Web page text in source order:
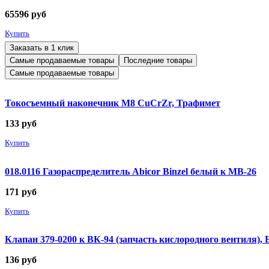
65596 руб
Купить
Заказать в 1 клик
Самые продаваемые товары
Последние товары
Самые продаваемые товары
Токосъемный наконечник М8 CuCrZr, Трафимет
133 руб
Купить
018.0116 Газораспределитель Abicor Binzel белый к MB-26
171 руб
Купить
Клапан 379-0200 к ВК-94 (запчасть кислородного
136 руб